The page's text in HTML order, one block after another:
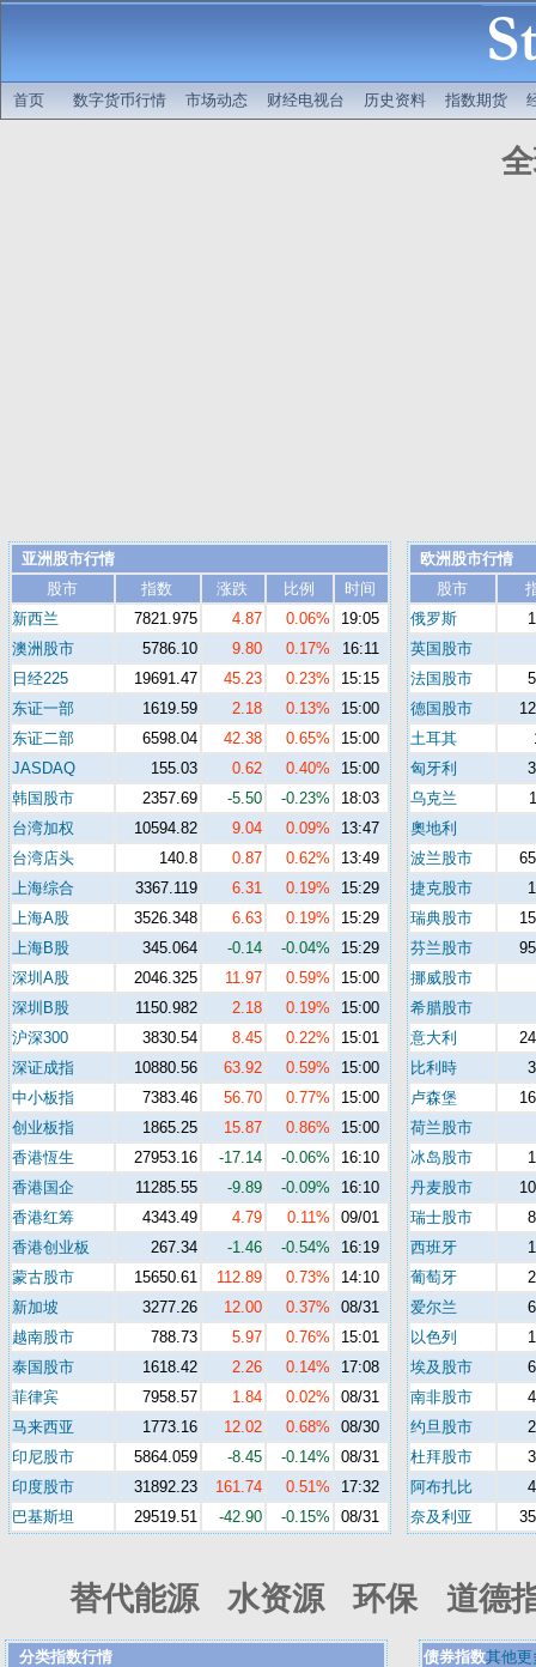
首页 数字货币行情 市场动态 财经电视台 历史资料 指数期货
亚洲股市行情
股市
指数 涨跌 比例
时间
新西兰
7821.975 4.87 0.06%
19:05
澳洲股市
5786.10 9.80 0.17%
16:11
日经225
19691.47 45.23 0.23%
15:15
东证一部
1619.59 2.18 0.13%
15:00
东证二部
6598.04 42.38 0.65%
15:00
JASDAQ
155.03 0.62 0.40%
15:00
韩国股市
2357.69 -5.50 -0.23%
18:03
台湾加权
10594.82 9.04 0.09%
13:47
台湾店头
140.8 0.87 0.62%
13:49
上海综合
3367.119 6.31 0.19%
15:29
上海A股
3526.348 6.63 0.19%
15:29
上海B股
345.064 -0.14 -0.04%
15:29
深圳A股
2046.325 11.97 0.59%
15:00
深圳B股
1150.982 2.18 0.19%
15:00
沪深300
3830.54 8.45 0.22%
15:01
深证成指
10880.56 63.92 0.59%
15:00
中小板指
7383.46 56.70 0.77%
15:00
创业板指
1865.25 15.87 0.86%
15:00
香港恆生
27953.16 -17.14 -0.06%
16:10
香港国企
11285.55 -9.89 -0.09%
16:10
香港红筹
4343.49 4.79 0.11%
09/01
香港创业板
267.34 -1.46 -0.54%
16:19
蒙古股市
15650.61 112.89 0.73%
14:10
新加坡
3277.26 12.00 0.37%
08/31
越南股市
788.73 5.97 0.76%
15:01
泰国股市
1618.42 2.26 0.14%
17:08
菲律宾
7958.57 1.84 0.02%
08/31
马来西亚
1773.16 12.02 0.68%
08/30
印尼股市
5864.059 -8.45 -0.14%
08/31
印度股市
31892.23 161.74 0.51%
17:32
巴基斯坦
29519.51 -42.90 -0.15% 08/31
欧洲股市行情
股市
俄罗斯
英国股市
法国股市
德国股市
土耳其
匈牙利
乌克兰
奧地利
波兰股市
捷克股市
瑞典股市
芬兰股市
挪威股市
希腊股市
意大利
比利時
卢森堡
荷兰股市
冰岛股市
丹麦股市
瑞士股市
西班牙
葡萄牙
爱尔兰
以色列
埃及股市
南非股市
约旦股市
杜拜股市
阿布扎比
奈及利亚
替代能源 水资源 环保 道德
分类指数行情
债券指数其他更